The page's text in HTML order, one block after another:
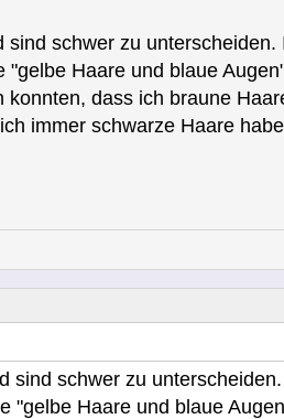
schwer zu
Haare und blaue
dass ich braune
immer schwarze Haare
schwer zu
Haare und blaue